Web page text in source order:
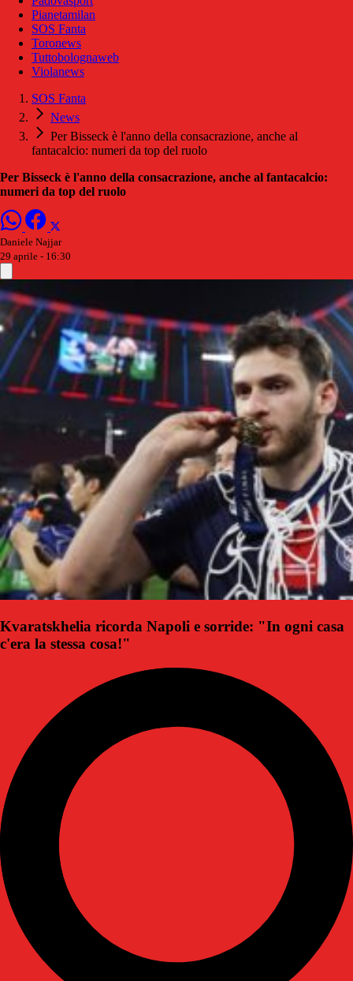
Pianetamilan
SOS Fanta
Toronews
Tuttobolognaweb
Violanews
SOS Fanta
News
Per Bisseck è l'anno della consacrazione, anche al
fantacalcio: numeri da top del ruolo
Per Bisseck è l'anno della consacrazione, anche al fantacalcio:
numeri da top del ruolo
Daniele Najjar
29 aprile - 16:30
Kvaratskhelia ricorda Napoli e sorride: "In ogni casa
c'era la stessa cosa!"